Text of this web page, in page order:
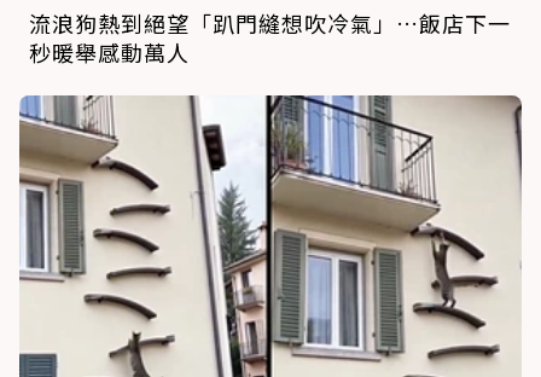
流浪狗熱到絕望「趴門縫想吹冷氣」…飯店下一
秒暖舉感動萬人